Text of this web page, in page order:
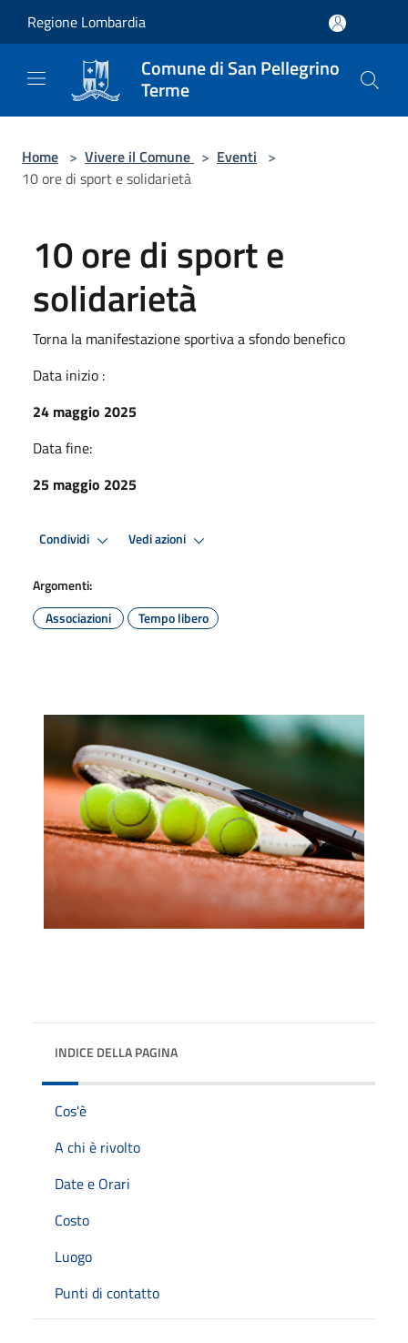
Regione Lombardia
Comune di San Pellegrino
Terme
Home > Vivere il Comune > Eventi >
10 ore di sport e solidarietà
10 ore di sport e
solidarietà
Torna la manifestazione sportiva a sfondo benefico
Data inizio :
24 maggio 2025
Data fine:
25 maggio 2025
Condividi Vedi azioni
Argomenti:
Associazioni
Tempo libero
INDICE DELLA PAGINA
Cos'è
A chi è rivolto
Date e Orari
Costo
Luogo
Punti di contatto